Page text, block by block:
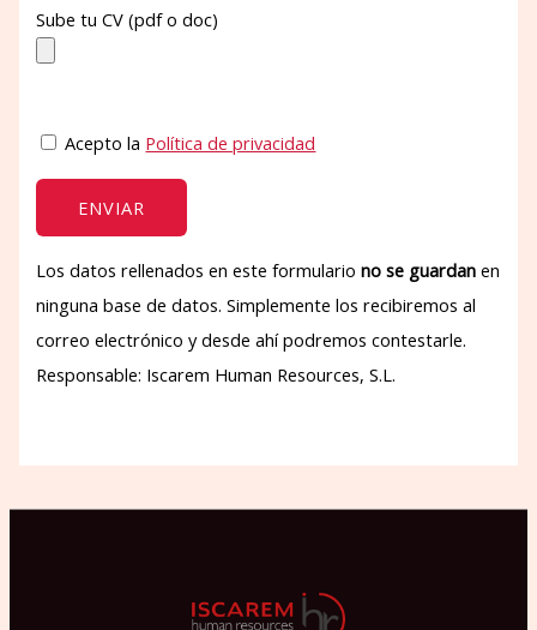
Sube tu CV (pdf o doc)
Acepto la Política de privacidad
Los datos rellenados en este formulariono se guardan en
ninguna base de datos. Simplemente los recibiremos al
correo electrónico y desde ahí podremos contestarle.
Responsable: Iscarem Human Resources, S.L.
o